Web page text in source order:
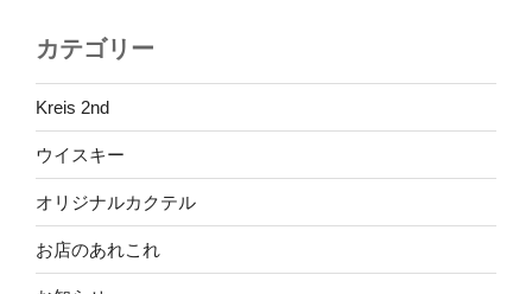
カテゴリー
Kreis 2nd
ウイスキー
オリジナルカクテル
お店のあれこれ